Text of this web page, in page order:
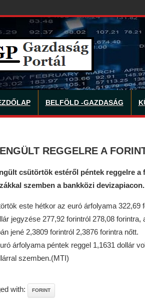
BELFÖLD -GAZDASÁG
REGGELRE A
csütörtök estéről péntek reggelre
szemben a bankközi devizapiacon.
este hétkor az euró árfolyama 322,69
jegyzése 277,92 forintról 278,08
jené 2,3809 forintról 2,3876 forintra nőtt.
árfolyama péntek reggel 1,1631 dollár
szemben.(MTI)
with: FORINT